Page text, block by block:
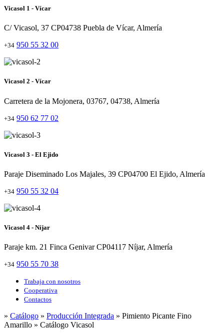
Vicasol 1 - Vícar
C/ Vicasol, 37 CP04738 Puebla de Vícar, Almería
+34 950 55 32 00
Vicasol 2 - Vícar
Carretera de la Mojonera, 03767, 04738, Almería
+34 950 62 77 02
Vicasol 3 - El Ejido
Paraje Diseminado Los Majales, 39 CP04700 El Ejido, Almería
+34 950 55 32 04
Vicasol 4 - Níjar
Paraje km. 21 Finca Genivar CP04117 Níjar, Almería
+34 950 55 70 38
Trabaja con nosotros
Cooperativa
Contactos
» Catálogo » Producción Integrada » Pimiento Picante Fino
Amarillo » Catálogo Vicasol